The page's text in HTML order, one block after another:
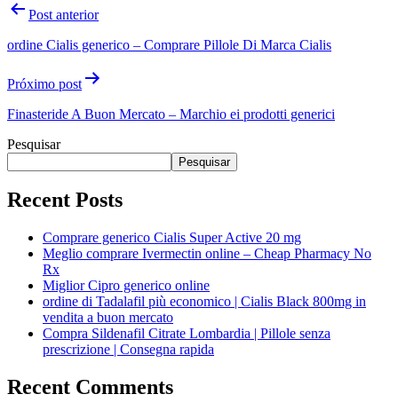
Post anterior
ordine Cialis generico – Comprare Pillole Di Marca Cialis
Próximo post
Finasteride A Buon Mercato – Marchio ei prodotti generici
Pesquisar
Pesquisar
Recent Posts
Comprare generico Cialis Super Active 20 mg
Meglio comprare Ivermectin online – Cheap Pharmacy No
Rx
Miglior Cipro generico online
ordine di Tadalafil più economico | Cialis Black 800mg in
vendita a buon mercato
Compra Sildenafil Citrate Lombardia | Pillole senza
prescrizione | Consegna rapida
Recent Comments